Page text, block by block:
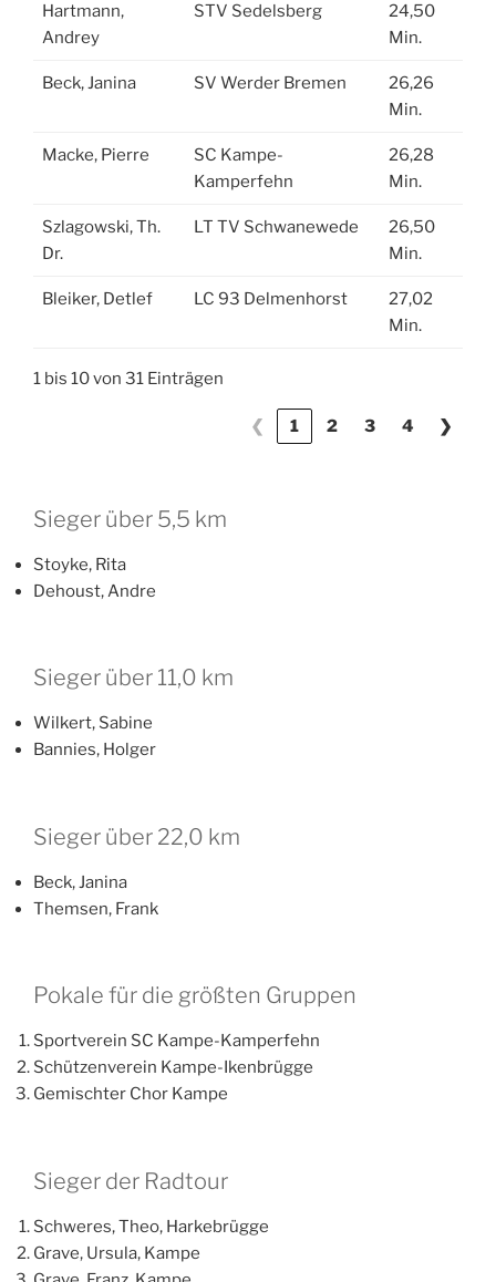
Hartmann,
Andrey
STV Sedelsberg
24,50
Min.
Beck, Janina SV Werder Bremen
26,26
Min.
Macke, Pierre
SC Kampe-
Kamperfehn
26,28
Min.
Szlagowski, Th.
Dr.
LT TV Schwanewede
26,50
Min.
Bleiker, Detlef LC 93 Delmenhorst
27,02
Min.
1 bis 10 von 31 Einträgen
❮ 1 2 3 4 ❯
Sieger über 5,5 km
Stoyke, Rita
Dehoust, Andre
Sieger über 11,0 km
Wilkert, Sabine
Bannies, Holger
Sieger über 22,0 km
Beck, Janina
Themsen, Frank
Pokale für die größten Gruppen
Sportverein SC Kampe-Kamperfehn
Schützenverein Kampe-Ikenbrügge
Gemischter Chor Kampe
Sieger der Radtour
Schweres, Theo, Harkebrügge
Grave, Ursula, Kampe